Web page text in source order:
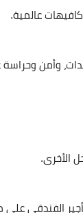
عالمية.
وأمن وحراسة
الأخرى.
الفندقي على